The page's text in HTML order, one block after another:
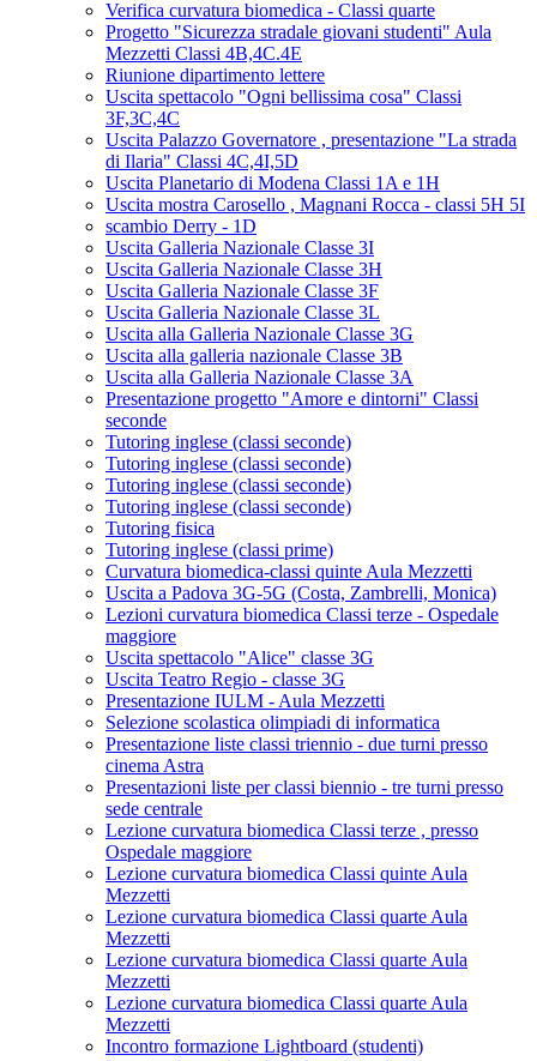
Verifica curvatura biomedica - Classi quarte
Progetto "Sicurezza stradale giovani studenti" Aula
Mezzetti Classi 4B,4C.4E
Riunione dipartimento lettere
Uscita spettacolo "Ogni bellissima cosa" Classi
3F,3C,4C
Uscita Palazzo Governatore , presentazione "La strada
di Ilaria" Classi 4C,4I,5D
Uscita Planetario di Modena Classi 1A e 1H
Uscita mostra Carosello , Magnani Rocca - classi 5H 5I
scambio Derry - 1D
Uscita Galleria Nazionale Classe 3I
Uscita Galleria Nazionale Classe 3H
Uscita Galleria Nazionale Classe 3F
Uscita Galleria Nazionale Classe 3L
Uscita alla Galleria Nazionale Classe 3G
Uscita alla galleria nazionale Classe 3B
Uscita alla Galleria Nazionale Classe 3A
Presentazione progetto "Amore e dintorni" Classi
seconde
Tutoring inglese (classi seconde)
Tutoring inglese (classi seconde)
Tutoring inglese (classi seconde)
Tutoring inglese (classi seconde)
Tutoring fisica
Tutoring inglese (classi prime)
Curvatura biomedica-classi quinte Aula Mezzetti
Uscita a Padova 3G-5G (Costa, Zambrelli, Monica)
Lezioni curvatura biomedica Classi terze - Ospedale
maggiore
Uscita spettacolo "Alice" classe 3G
Uscita Teatro Regio - classe 3G
Presentazione IULM - Aula Mezzetti
Selezione scolastica olimpiadi di informatica
Presentazione liste classi triennio - due turni presso
cinema Astra
Presentazioni liste per classi biennio - tre turni presso
sede centrale
Lezione curvatura biomedica Classi terze , presso
Ospedale maggiore
Lezione curvatura biomedica Classi quinte Aula
Mezzetti
Lezione curvatura biomedica Classi quarte Aula
Mezzetti
Lezione curvatura biomedica Classi quarte Aula
Mezzetti
Lezione curvatura biomedica Classi quarte Aula
Mezzetti
Incontro formazione Lightboard (studenti)